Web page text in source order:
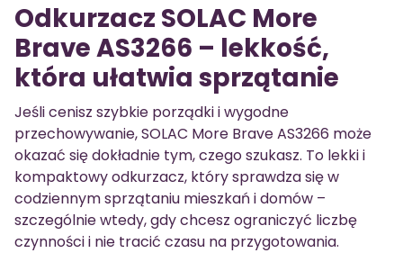
Odkurzacz SOLAC More
Brave AS3266 – lekkość,
która ułatwia sprzątanie
Jeśli cenisz szybkie porządki i wygodne
przechowywanie, SOLAC More Brave AS3266 może
okazać się dokładnie tym, czego szukasz. To lekki i
kompaktowy odkurzacz, który sprawdza się w
codziennym sprzątaniu mieszkań i domów –
szczególnie wtedy, gdy chcesz ograniczyć liczbę
czynności i nie tracić czasu na przygotowania.